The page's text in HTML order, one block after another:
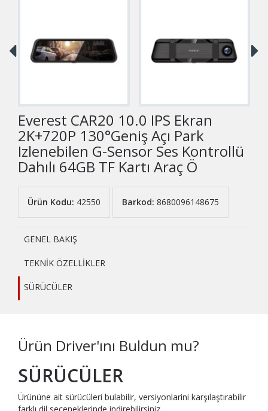
Everest CAR20 10.0 IPS Ekran
2K+720P 130°Geniş Açı Park
Izlenebilen G-Sensor Ses Kontrollü
Dahılı 64GB TF Kartı Araç Ö
Ürün Kodu: 42550 Barkod: 8680096148675
GENEL BAKIŞ
TEKNİK ÖZELLİKLER
SÜRÜCÜLER
Ürün Driver'ını Buldun mu?
SÜRÜCÜLER
Ürününe ait sürücüleri bulabilir, versiyonlarini karşılaştırabilir